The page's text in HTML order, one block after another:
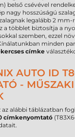
belső csévével
nagy hosszúságú
legalább 2 mm-
a többlet biztosítja a
szemben, ezzel
minden
címke
AUTO ID
- MŰSZAKI
alábbi táblázatban
címkenyomtató